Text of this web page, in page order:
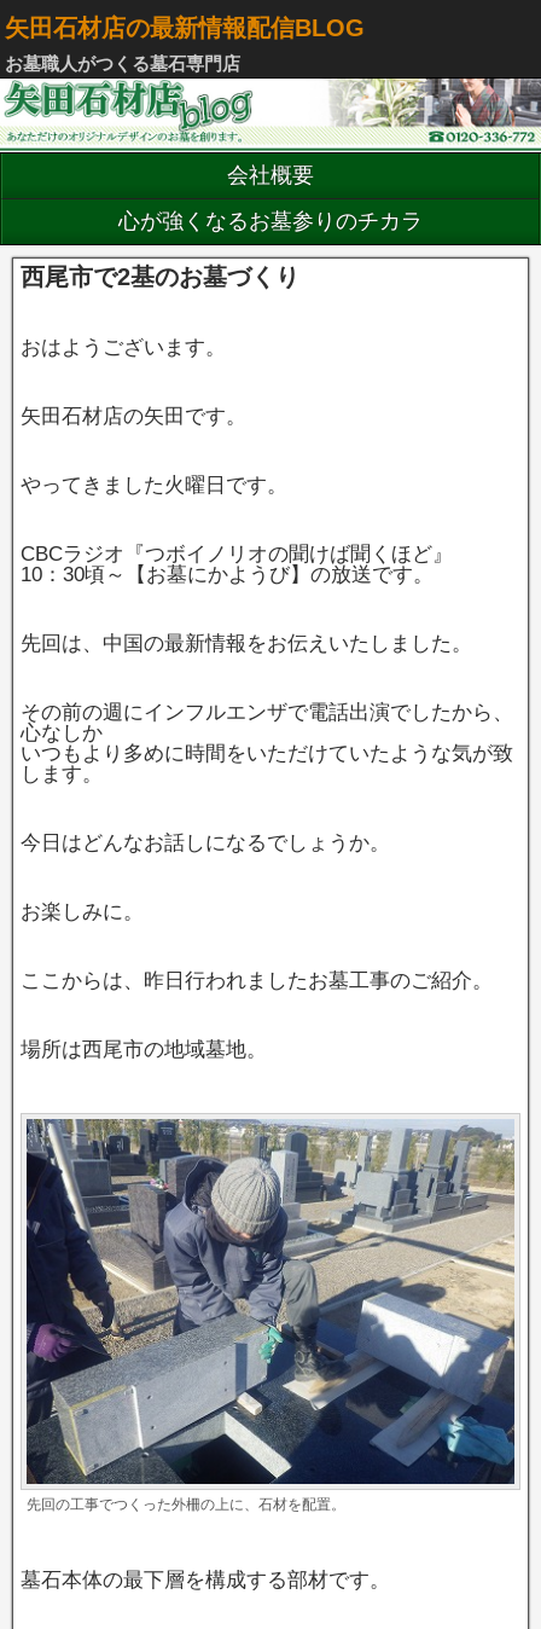
矢田石材店の最新情報配信BLOG
お墓職人がつくる墓石専門店
会社概要
心が強くなるお墓参りのチカラ
西尾市で2基のお墓づくり
おはようございます。
矢田石材店の矢田です。
やってきました火曜日です。
CBCラジオ『つボイノリオの聞けば聞くほど』
10：30頃～【お墓にかようび】の放送です。
先回は、中国の最新情報をお伝えいたしました。
その前の週にインフルエンザで電話出演でしたから、
心なしか
いつもより多めに時間をいただけていたような気が致
します。
今日はどんなお話しになるでしょうか。
お楽しみに。
ここからは、昨日行われましたお墓工事のご紹介。
場所は西尾市の地域墓地。
先回の工事でつくった外柵の上に、石材を配置。
墓石本体の最下層を構成する部材です。